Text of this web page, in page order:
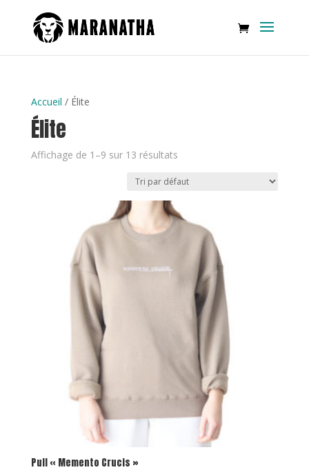
Accueil / Élite
Élite
Affichage de 1–9 sur 13 résultats
Pull « Memento Crucis »